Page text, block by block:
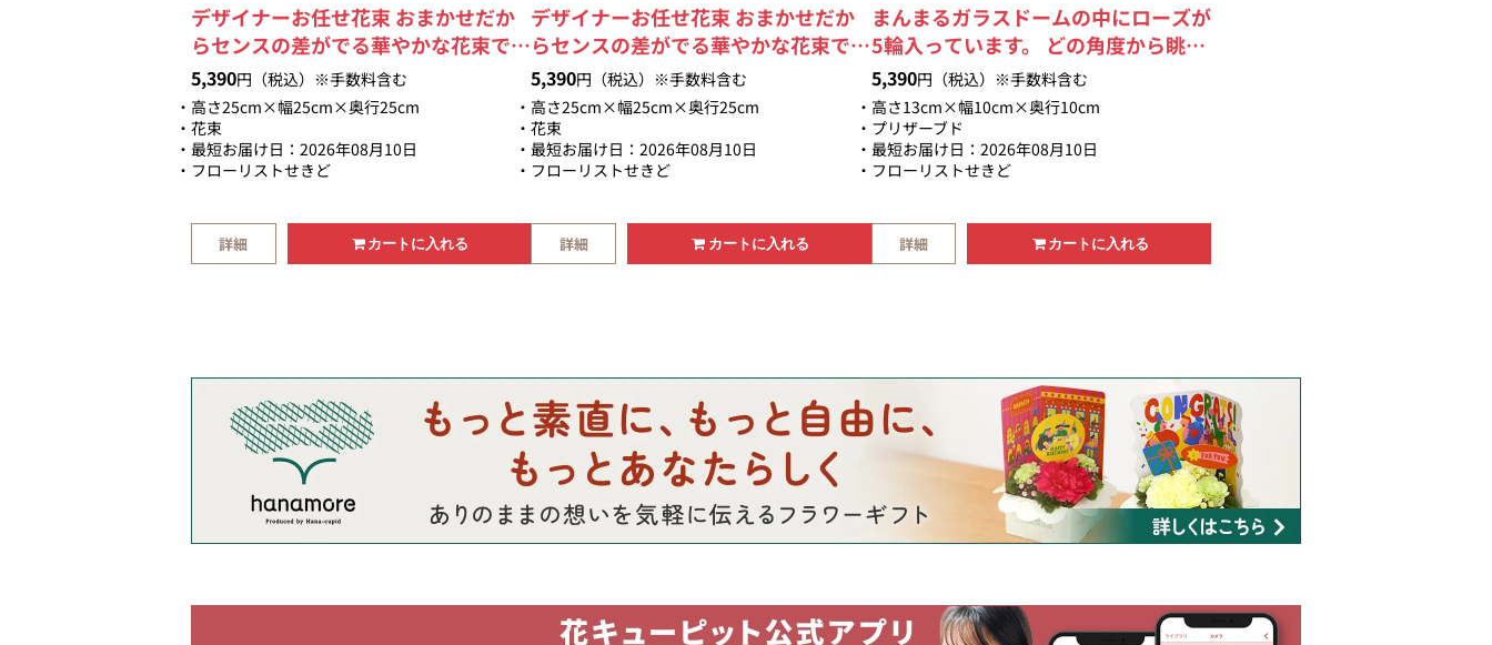
デザイナーお任せ花束 おまかせだか
らセンスの差がでる華やかな花束で
す。 大臣賞受賞デザイナーが制作す
る安心感と他店のアレンジとはひとあ
じ違ったアレンジをお楽しみ頂けま
す。 大人っぽくシックな感じに仕上
げる色合いです。 お任せいただける
します。 お花を新鮮でイキイキした
状態でお届けします。 豪華で美しい
5,390円（税込）※手数料含む
高さ25cm×幅25cm×奥行25cm
花束
最短お届け日：2026年08月10日
フローリストせきど
詳細 カートに入れる
デザイナーお任せ花束 おまかせだか
らセンスの差がでる華やかな花束で
す。 大臣賞受賞デザイナーが制作す
る安心感と他店のアレンジとはひとあ
じ違ったアレンジをお楽しみ頂けま
す。 明るめのビタミンカラーでオレ
ンジと黄色を使った元気な色合いで
花を厳選して素材を活かします。 お
花を新鮮でイキイキした状態でお届け
5,390円（税込）※手数料含む
高さ25cm×幅25cm×奥行25cm
花束
最短お届け日：2026年08月10日
フローリストせきど
詳細 カートに入れる
まんまるガラスドームの中にローズが
5輪入っています。 どの角度から眺め
ても可愛い！
5,390円（税込）※手数料含む
高さ13cm×幅10cm×奥行10cm
プリザーブド
最短お届け日：2026年08月10日
フローリストせきど
詳細 カートに入れる